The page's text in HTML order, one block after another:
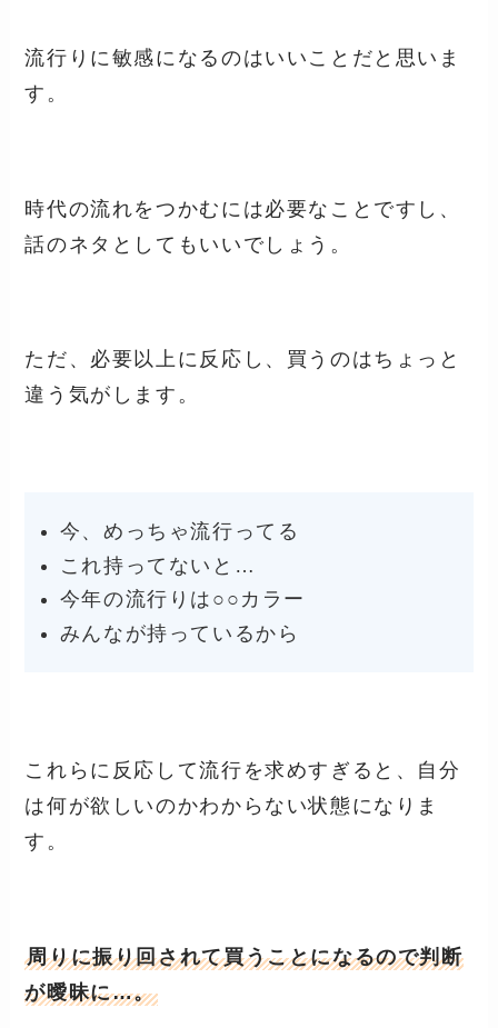
流行りに敏感になるのはいいことだと思いま
す。
時代の流れをつかむには必要なことですし、
話のネタとしてもいいでしょう。
ただ、必要以上に反応し、買うのはちょっと
違う気がします。
今、めっちゃ流行ってる
これ持ってないと…
今年の流行りは○○カラー
みんなが持っているから
これらに反応して流行を求めすぎると、自分
は何が欲しいのかわからない状態になりま
す。
周りに振り回されて買うことになるので判断
が曖昧に…。